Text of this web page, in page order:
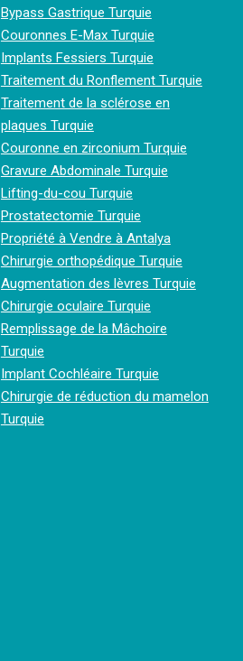
Bypass Gastrique Turquie
Couronnes E-Max Turquie
Implants Fessiers Turquie
Traitement du Ronflement Turquie
Traitement de la sclérose en
plaques Turquie
Couronne en zirconium Turquie
Gravure Abdominale Turquie
Lifting-du-cou Turquie
Prostatectomie Turquie
Propriété à Vendre à Antalya
Chirurgie orthopédique Turquie
Augmentation des lèvres Turquie
Chirurgie oculaire Turquie
Remplissage de la Mâchoire
Turquie
Implant Cochléaire Turquie
Chirurgie de réduction du mamelon
Turquie